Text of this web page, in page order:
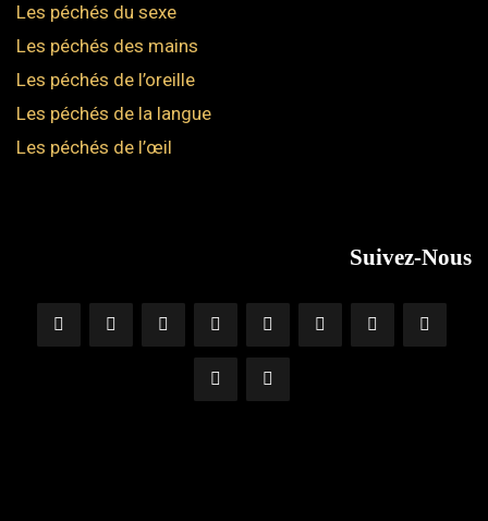
Les péchés du sexe
Les péchés des mains
Les péchés de l’oreille
Les péchés de la langue
Les péchés de l’œil
Suivez-Nous